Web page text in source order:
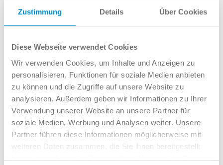
Zustimmung Details Über Cookies
Diese Webseite verwendet Cookies
Wir verwenden Cookies, um Inhalte und Anzeigen zu
personalisieren, Funktionen für soziale Medien anbieten
zu können und die Zugriffe auf unsere Website zu
analysieren. Außerdem geben wir Informationen zu Ihrer
Verwendung unserer Website an unsere Partner für
soziale Medien, Werbung und Analysen weiter. Unsere
Partner führen diese Informationen möglicherweise mit
weiteren Daten zusammen, die Sie ihnen bereitgestellt
haben oder die sie im Rahmen Ihrer Nutzung der Dienste
Lars Linkamp
Verkauf GW
02381 7998-522
llinkamp@potthoff.de
Oder gern direkt per Mail oder
Telefon: